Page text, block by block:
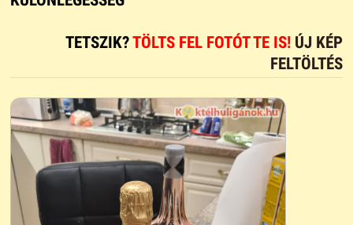
TETSZIK?TÖLTS FEL FOTÓT TE IS! ÚJ KÉP
FELTÖLTÉS